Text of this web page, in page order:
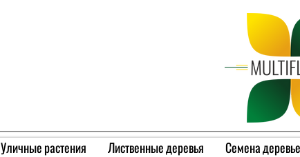
Уличные растения Лиственные деревья Семена